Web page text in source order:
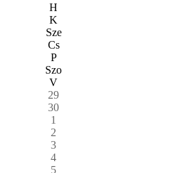
H
K
Sze
Cs
P
Szo
V
29
30
1
2
3
4
5